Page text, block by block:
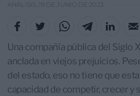
ANÁLISIS, 19 DE JUNIO DE 2023
Una compañía pública del Siglo
anclada en viejos prejuicios.
del estado, eso no tiene que
capacidad de competir, crecer y